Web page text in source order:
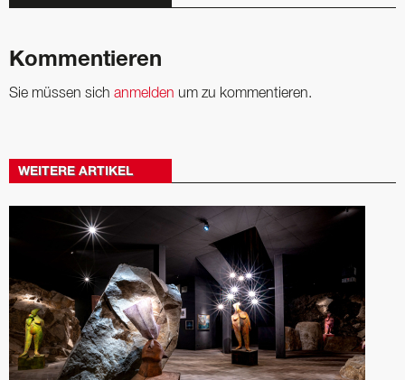
Kommentieren
Sie müssen sich anmelden um zu kommentieren.
WEITERE ARTIKEL